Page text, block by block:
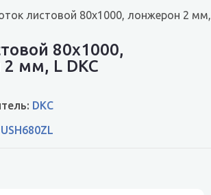
листовой 80х1000, лонжерон 2 мм,
80х1000,
мм, L DKC
DKC
USH680ZL